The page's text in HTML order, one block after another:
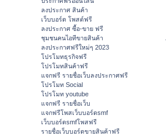
ลงประกาศ สินค้า
เว็บบอร์ด โพสต์ฟรี
ลงประกาศ ซื้อ-ขาย ฟรี
ชุมชนคนไอทีขายสินค้า
ลงประกาศฟรีใหม่ๆ 2023
โปรโมทธุรกิจฟรี
โปรโมทสินค้าฟรี
แจกฟรี รายชื่อเว็บลงประกาศฟรี
โปรโมท Social
โปรโมท youtube
แจกฟรี รายชื่อเว็บ
แจกฟรีโพสเว็บบอร์ดsmf
เว็บบอร์ดsmfโพสฟรี
รายชื่อเว็บบอร์ดขายสินค้าฟรี